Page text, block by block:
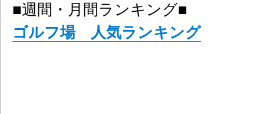
■週間・月間ランキング■
ゴルフ場 人気ランキング